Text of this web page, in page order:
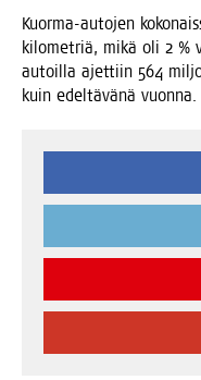
Kuor­ma-auto­jen
kilo­met­riä, mikä oli 2 %
autoil­la ajet­tiin 564
kuin edel­tä­vä­nä vuonna.